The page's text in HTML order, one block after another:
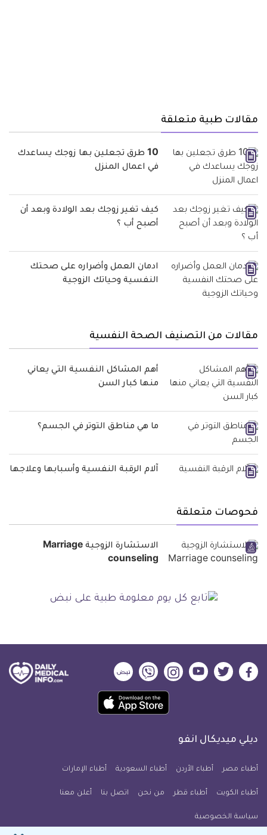
مقالات طبية متعلقة
10 طرق تجعلين بها زوجك يساعدك
في اعمال المنزل
كيف تغير زوجك بعد الولادة وبعد أن
أصبح أب ؟
ادمان العمل وأضراره على صحتك
النفسية وحياتك الزوجية
مقالات من التصنيف الصحة النفسية
أهم المشاكل النفسية التي يعاني
منها كبار السن
ما هي مناطق التوتر في الجسم؟
آلام الرقبة النفسية وأسبابها وعلاجها
فحوصات متعلقة
الاستشارة الزوجية Marriage
counseling
ديلي
فيسبوك
ديلي
تويتر
ديلي
ميديكال
يوتيوب
ديلي
ميديكال
انفو
ديلي
ميديكال
انفو
ديلي
ميديكال
انفو
حمل
تطبيق
معلومة
للآيفون
ديلي ميديكال انفو
أطباء مصر أطباء الأردن أطباء السعودية أطباء الإمارات
أطباء الكويت أطباء قطر من نحن اتصل بنا أعلن معنا
سياسة الخصوصية